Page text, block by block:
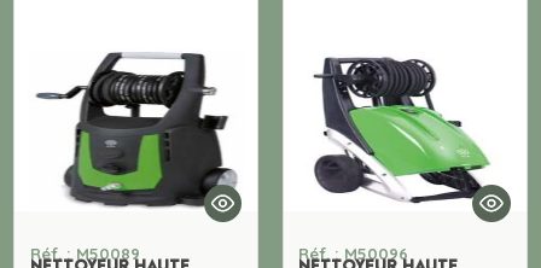
Réf. : M50089 Réf. : M50096